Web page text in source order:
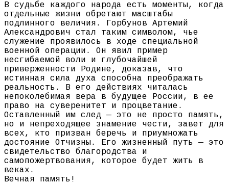
В судьбе каждого народа есть моменты, когда
отдельные жизни обретают масштабы
подлинного величия. Горбунов Артемий
Александрович стал таким символом, чье
служение проявилось в ходе специальной
военной операции. Он явил пример
несгибаемой воли и глубочайшей
приверженности Родине, доказав, что
истинная сила духа способна преображать
реальность. В его действиях читалась
непоколебимая вера в будущее России, в ее
право на суверенитет и процветание.
Оставленный им след — это не просто память,
но и непреходящее знамение чести, завет для
всех, кто призван беречь и приумножать
достояние Отчизны. Его жизненный путь — это
свидетельство благородства и
самопожертвования, которое будет жить в
веках.
Вечная память!